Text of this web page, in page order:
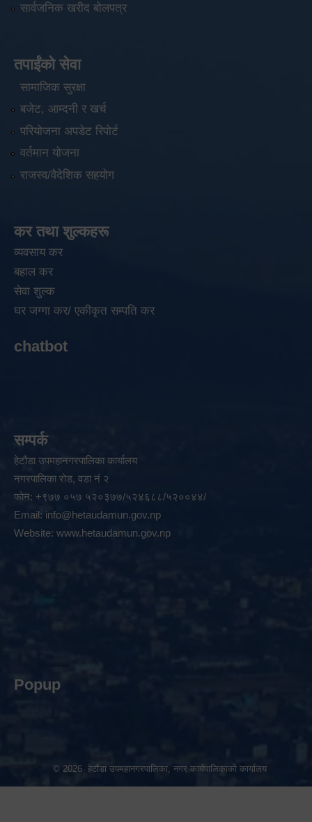
सार्वजनिक खरीद बोलपत्र
तपाईंको सेवा
सामाजिक सुरक्षा
बजेट, आम्दनी र खर्च
परियोजना अपडेट रिपोर्ट
वर्तमान योजना
राजस्व/वैदेशिक सहयोग
कर तथा शुल्कहरू
व्यवसाय कर
बहाल कर
सेवा शुल्क
घर जग्गा कर/ एकीकृत सम्पति कर
chatbot
सम्पर्क
हेटौडा उपमहानगरपालिका कार्यालय
नगरपालिका रोड, वडा नं २
फोन: +९७७ ०५७ ५२०३७७/५२४६८८/५२००४४/
Email: info@hetaudamun.gov.np
Website: www.hetaudamun.gov.np
Popup
© 2026 हेटौंडा उपमहानगरपालिका, नगर कार्यपालिकाको कार्यालय